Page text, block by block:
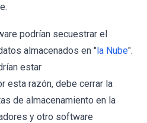
podrían secuestrar el
almacenados en "la Nube".
estar
esta razón, debe cerrar la
de almacenamiento en la
y otro software